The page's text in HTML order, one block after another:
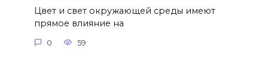
Цвет и свет окружающей среды имеют
прямое влияние на
0 59